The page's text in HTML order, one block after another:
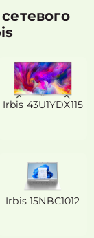
Irbis 43U1YDX115
Irbis 15NBC1012